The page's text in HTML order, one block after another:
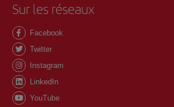
Sur les réseaux
Facebook
Twitter
Instagram
LinkedIn
YouTube